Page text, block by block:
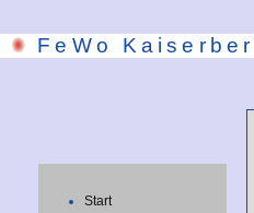
FeWo
Start